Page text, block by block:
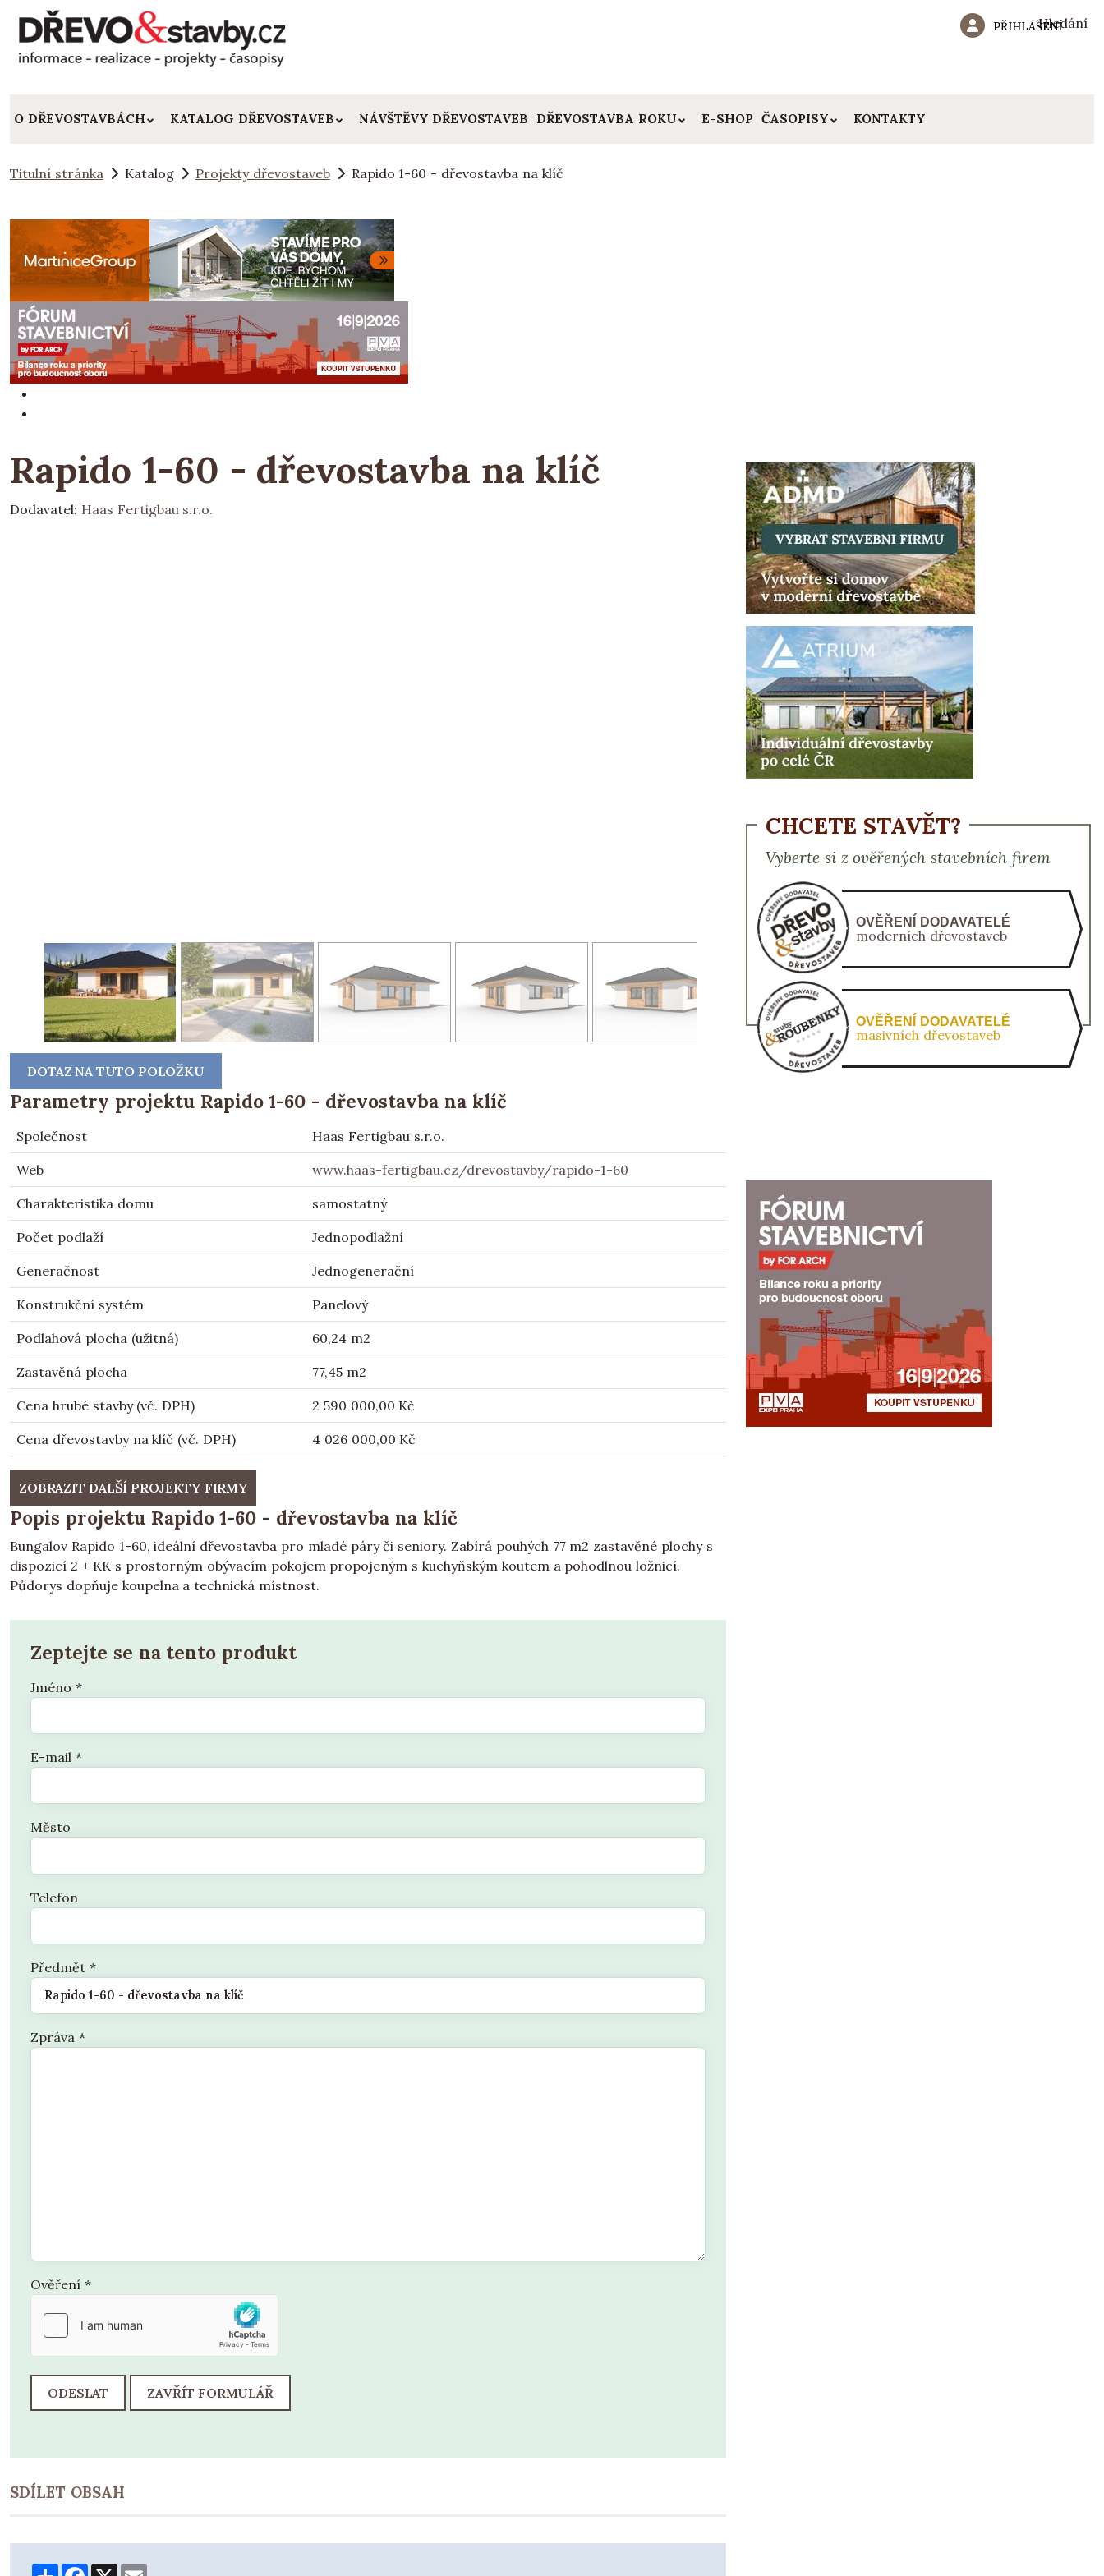
Hledání
PŘIHLÁŠENÍ
O DŘEVOSTAVBÁCH KATALOG DŘEVOSTAVEB NÁVŠTĚVY DŘEVOSTAVEB DŘEVOSTAVBA ROKU E-SHOP ČASOPISY KONTAKTY
Titulní stránka Katalog Projekty dřevostaveb Rapido 1-60 - dřevostavba na klíč
Rapido 1-60 - dřevostavba na klíč
Dodavatel: Haas Fertigbau s.r.o.
DOTAZ NA TUTO POLOŽKU
Parametry projektu Rapido 1-60 - dřevostavba na klíč
Společnost Haas Fertigbau s.r.o.
Web www.haas-fertigbau.cz/drevostavby/rapido-1-60
Charakteristika domu samostatný
Počet podlaží Jednopodlažní
Generačnost Jednogenerační
Konstrukční systém Panelový
Podlahová plocha (užitná) 60,24 m2
Zastavěná plocha 77,45 m2
Cena hrubé stavby (vč. DPH) 2 590 000,00 Kč
Cena dřevostavby na klíč (vč. DPH) 4 026 000,00 Kč
ZOBRAZIT DALŠÍ PROJEKTY FIRMY
Popis projektu Rapido 1-60 - dřevostavba na klíč
Bungalov Rapido 1-60, ideální dřevostavba pro mladé páry či seniory. Zabírá pouhých 77 m2 zastavěné plochy s
dispozicí 2 + KK s prostorným obývacím pokojem propojeným s kuchyňským koutem a pohodlnou ložnicí.
Půdorys dopňuje koupelna a technická místnost.
Zeptejte se na tento produkt
Jméno *
E-mail *
Město
Telefon
Předmět *
Zpráva *
Ověření *
ODESLAT ZAVŘÍT FORMULÁŘ
SDÍLET OBSAH
ShareFacebook
X
CHCETE STAVĚT?
Vyberte si z ověřených stavebních firem
OVĚŘENÍ DODAVATELÉ
moderních dřevostaveb
OVĚŘENÍ DODAVATELÉ
masivních dřevostaveb